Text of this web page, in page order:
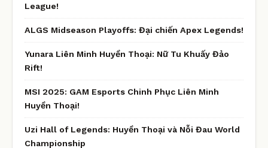
League!
ALGS Midseason Playoffs: Đại chiến Apex Legends!
Yunara Liên Minh Huyền Thoại: Nữ Tu Khuấy Đảo
Rift!
MSI 2025: GAM Esports Chinh Phục Liên Minh
Huyền Thoại!
Uzi Hall of Legends: Huyền Thoại và Nỗi Đau World
Championship